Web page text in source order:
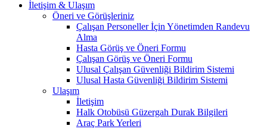
İletişim & Ulaşım
Öneri ve Görüşleriniz
Çalışan Personeller İçin Yönetimden Randevu
Alma
Hasta Görüş ve Öneri Formu
Çalışan Görüş ve Öneri Formu
Ulusal Çalışan Güvenliği Bildirim Sistemi
Ulusal Hasta Güvenliği Bildirim Sistemi
Ulaşım
İletişim
Halk Otobüsü Güzergah Durak Bilgileri
Araç Park Yerleri